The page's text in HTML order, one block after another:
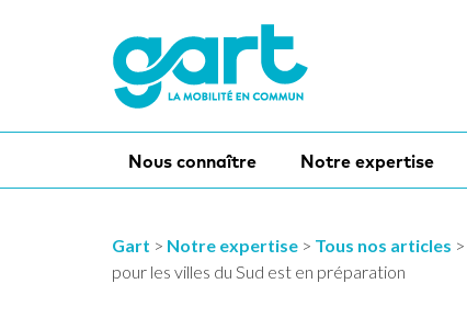
Nous connaître Notre expertise
Gart > Notre expertise > Tous nos articles >
pour les villes du Sud est en préparation